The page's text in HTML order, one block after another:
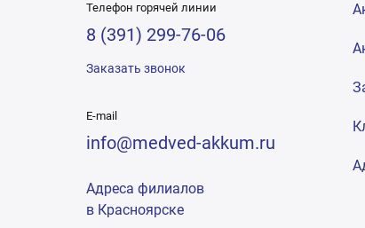
Телефон горячей линии
8 (391) 299-76-06
Заказать звонок
E-mail
info@medved-akkum.ru
Адреса филиалов
в Красноярске